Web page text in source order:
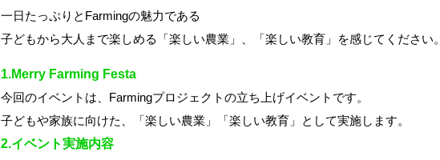
一日たっぷりとFarmingの魅力である
子どもから大人まで楽しめる「楽しい農業」、「楽しい教育」を感じてください。
1.Merry Farming Festa
今回のイベントは、Farmingプロジェクトの立ち上げイベントです。
子どもや家族に向けた、「楽しい農業」「楽しい教育」として実施します。
2.イベント実施内容